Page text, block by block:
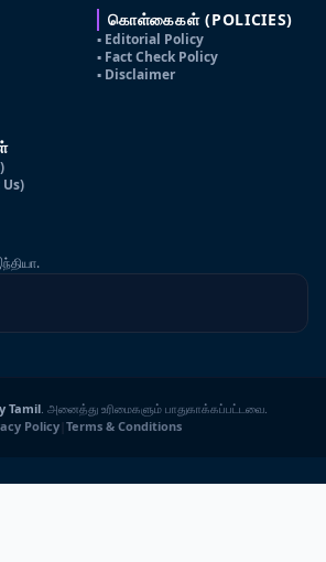
கொள்கைகள் (POLICIES)
▪ Editorial Policy
▪ Fact Check Policy
▪ Disclaimer
Tamil. அனைத்து உரிமைகளும் பாதுகாக்கப்பட்டவை.
Policy Terms & Conditions